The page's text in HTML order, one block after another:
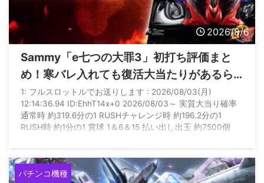
2026/8/6
Sammy「e七つの大罪3」初打ち評価まと
め！寒バレ入れても復活大当たりがあるら
しいぞ
1: フルスロットルでお送りします : 2026/08/03(月)
12:14:36.94 ID:EhhT14x+0 2026/08/03～ 実質大当り確率
通常時 約319.6分の1 RUSHチャレンジ時 約196.2分の1
RUSH時 約1分の1 賞球 1＆6＆15 払い出し出玉 約7500個
2700個（10R回＋2R×4回） 約1500個（2R×5回） 約450 ...
パチンコ機種